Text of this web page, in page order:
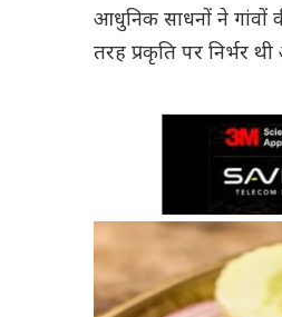
आधुनिक साधनों ने गांवों
तरह प्रकृति पर निर्भर